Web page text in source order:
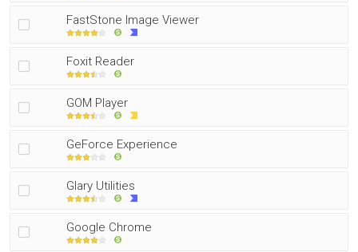
FastStone Image Viewer
Foxit Reader
GOM Player
GeForce Experience
Glary Utilities
Google Chrome